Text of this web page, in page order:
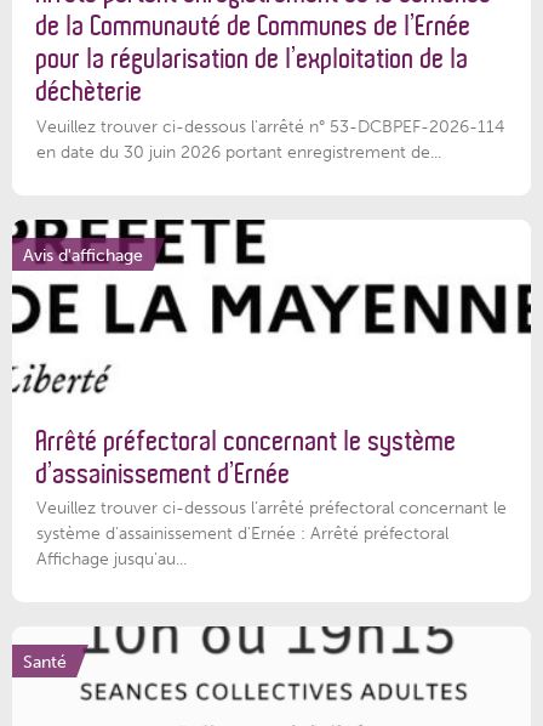
de la Communauté de Communes de l’Ernée
pour la régularisation de l’exploitation de la
déchèterie
Veuillez trouver ci-dessous l'arrêté n° 53-DCBPEF-2026-114
en date du 30 juin 2026 portant enregistrement de...
Avis d'affichage
Arrêté préfectoral concernant le système
d’assainissement d’Ernée
Veuillez trouver ci-dessous l’arrêté préfectoral concernant le
système d'assainissement d'Ernée : Arrêté préfectoral
Affichage jusqu'au...
Santé